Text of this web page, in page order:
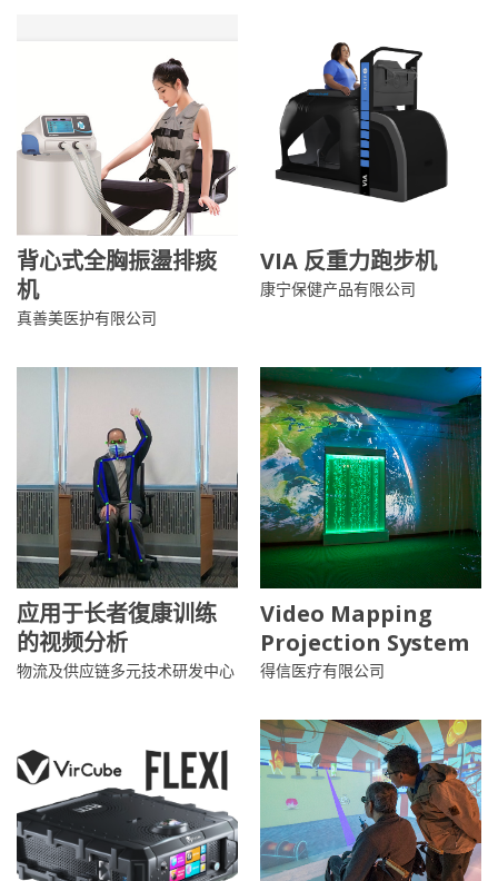
背心式全胸振盪排痰
机
真善美医护有限公司
VIA 反重力跑步机
康宁保健产品有限公司
应用于长者復康训练
的视频分析
物流及供应链多元技术研发中心
Video Mapping
Projection System
得信医疗有限公司